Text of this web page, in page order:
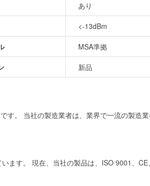
あり
<-13dBm
MSA準拠
新品
。 当社の製造業者は、業界で一流の製造
ます。 現在、当社の製品は、ISO 9001、